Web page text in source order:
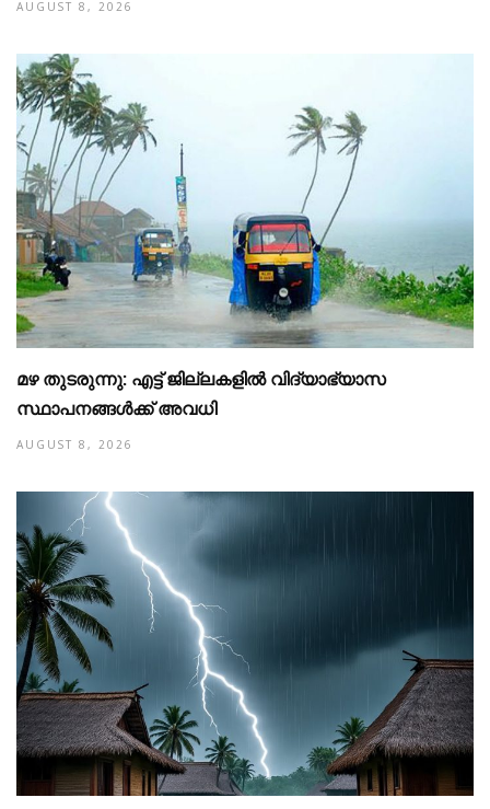
AUGUST 8, 2026
മഴ തുടരുന്നു: എട്ട് ജില്ലകളില്‍ വിദ്യാഭ്യാസ
സ്ഥാപനങ്ങള്‍ക്ക് അവധി
AUGUST 8, 2026